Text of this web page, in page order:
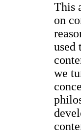
This
on
used
we